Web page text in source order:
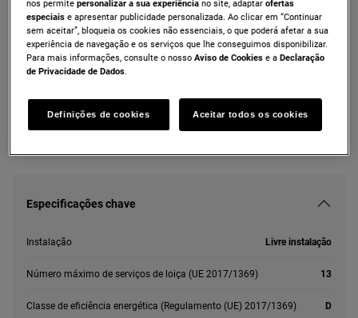
Ficha de informação do produto
As instruções e avisos de segurança de acordo com o
do manual do utilizador. Para uma utilização segura do produto,
leia o manual do utilizador completo.
Especificações chave
Instalação Livre instalação
Número máximo de serviços de loiça (UE 2017/1369) 13
Classe de eficiência energética (Regulamento (UE) 2017/1369) D
nos permitepersonalizar a sua experiênciano site, adaptarofertas
especiaise apresentar publicidade personalizada. Ao clicar em “Continuar
sem aceitar”, bloqueia os cookies não essenciais, o que poderá afetar a sua
experiência de navegação e os serviços que lhe conseguimos disponibilizar.
Para mais informações, consulte o nossoAviso de Cookies e aDeclaração
de Privacidade de Dados.
Definições de cookies Aceitar todos os cookies